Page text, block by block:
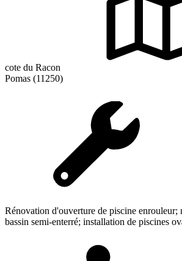
cote du Racon
Pomas (11250)
Rénovation d'ouverture de piscine enrouleur;
bassin semi-enterré; installation de piscines